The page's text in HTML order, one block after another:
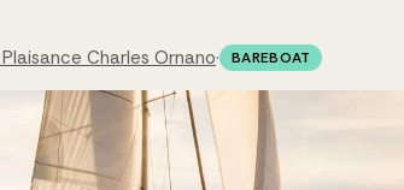
Charles Ornano· BAREBOAT